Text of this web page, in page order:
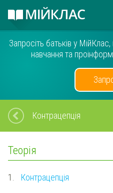
Запросіть батьків у
навчання та
Контрацепція
Теорія
1. Контрацепція